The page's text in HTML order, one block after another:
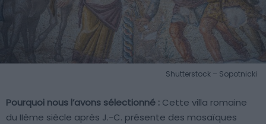
Shutterstock – Sopotnicki
Pourquoi nous l’avons sélectionné : Cette villa romaine
du IIème siècle après J.-C. présente des mosaïques